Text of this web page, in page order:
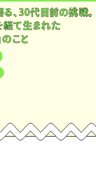
、30代目前の挑戦。
経て生まれた
のこと